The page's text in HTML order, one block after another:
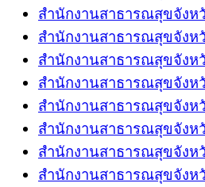
สำนักงานสาธารณสุขจังห
สำนักงานสาธารณสุขจังห
สำนักงานสาธารณสุขจังห
สำนักงานสาธารณสุขจังห
สำนักงานสาธารณสุขจังห
สำนักงานสาธารณสุขจังห
สำนักงานสาธารณสุขจังห
สำนักงานสาธารณสุขจังห